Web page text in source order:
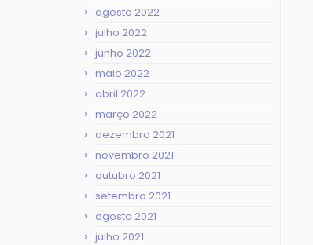
agosto 2022
julho 2022
junho 2022
maio 2022
abril 2022
março 2022
dezembro 2021
novembro 2021
outubro 2021
setembro 2021
agosto 2021
julho 2021